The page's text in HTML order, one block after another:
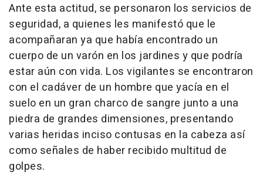
Ante esta actitud, se personaron los servicios de
seguridad, a quienes les manifestó que le
acompañaran ya que había encontrado un
cuerpo de un varón en los jardines y que podría
estar aún con vida. Los vigilantes se encontraron
con el cadáver de un hombre que yacía en el
suelo en un gran charco de sangre junto a una
piedra de grandes dimensiones, presentando
varias heridas inciso contusas en la cabeza así
como señales de haber recibido multitud de
golpes.